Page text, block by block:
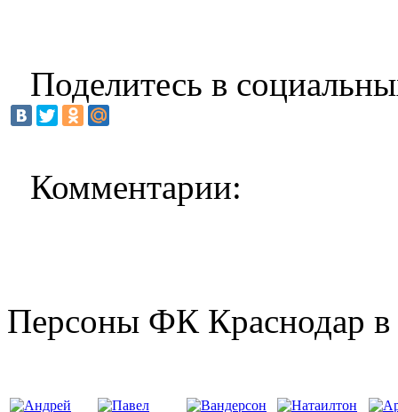
Поделитесь в
Комментарии:
Персоны ФК Краснодар в